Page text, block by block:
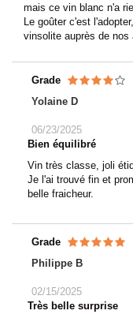
mais ce vin blanc n'a
Le goûter c'est
vinsolite auprès de nos
Grade
Yolaine D
06/23/2025
Bien équilibré
Vin très classe, joli
Je l'ai trouvé fin et
belle fraicheur.
Grade
Philippe B
02/15/2025
Très belle surprise